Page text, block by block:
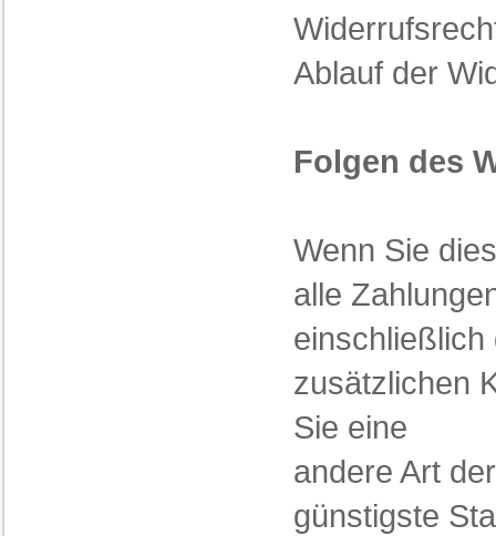
Ablauf der
Folgen des
Wenn Sie
alle
einschließlich
zusätzlichen
Sie eine
andere Art
günstigste